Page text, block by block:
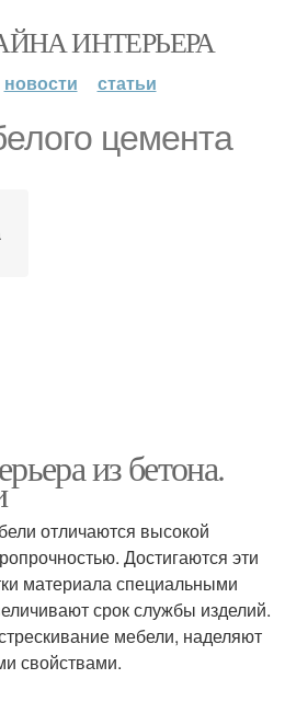
ИНТЕРЬЕРА
новости статьи
цемента
из бетона.
отличаются высокой
Достигаются эти
материала специальными
срок службы изделий.
мебели, наделяют
свойствами.